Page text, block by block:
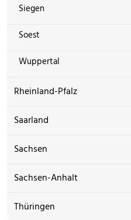
Siegen
Soest
Wuppertal
Rheinland-Pfalz
Saarland
Sachsen
Sachsen-Anhalt
Thüringen